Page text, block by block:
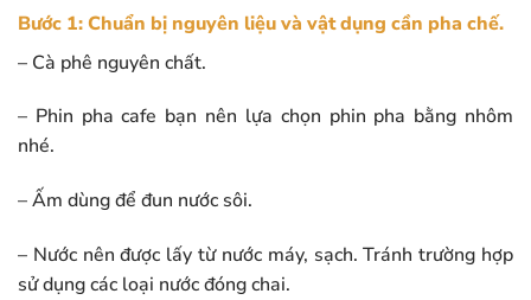
Bước 1: Chuẩn bị nguyên liệu và vật dụng cần pha chế.
– Cà phê nguyên chất.
– Phin pha cafe bạn nên lựa chọn phin pha bằng nhôm
nhé.
– Ấm dùng để đun nước sôi.
– Nước nên được lấy từ nước máy, sạch. Tránh trường hợp
sử dụng các loại nước đóng chai.